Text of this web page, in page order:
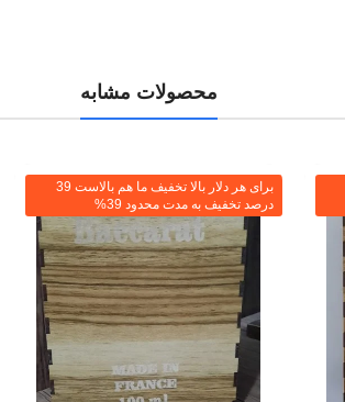
محصولات مشابه
برای هر دلار بالا تخفیف ما هم بالاست 39
درصد تخفیف به مدت محدود 39%